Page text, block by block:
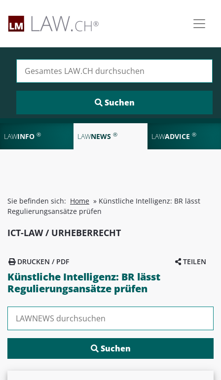
LAWINFO ® LAWNEWS ® LAWADVICE ®
Sie befinden sich: Home » Künstliche Intelligenz: BR lässt
Regulierungsansätze prüfen
ICT-LAW / URHEBERRECHT
TEILEN
DRUCKEN / PDF
Künstliche Intelligenz: BR lässt
Regulierungsansätze prüfen